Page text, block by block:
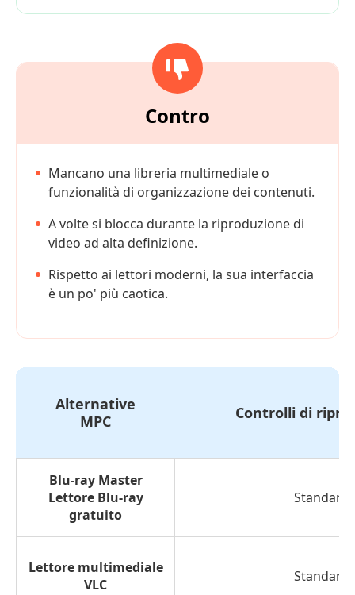
Contro
Mancano una libreria multimediale o
funzionalità di organizzazione dei contenuti.
A volte si blocca durante la riproduzione di
video ad alta definizione.
Rispetto ai lettori moderni, la sua interfaccia
è un po' più caotica.
Alternative
MPC
Controlli di
Blu-ray Master
Lettore Blu-ray
gratuito
Standard
Lettore multimediale
VLC
Standard